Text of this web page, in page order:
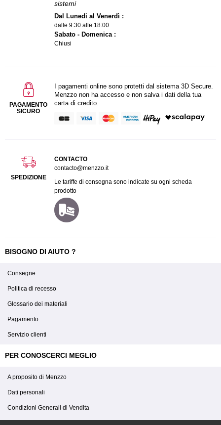
sistemi
Dal Lunedi al Venerdì :
dalle 9:30 alle 18:00
Sabato - Domenica :
Chiusi
PAGAMENTO
SICURO
I pagamenti online sono protetti dal sistema 3D Secure.
Menzzo non ha accesso e non salva i dati della tua
carta di credito.
SPEDIZIONE
CONTACTO
contacto@menzzo.it
Le tariffe di consegna sono indicate su ogni scheda
prodotto
BISOGNO DI AIUTO ?
Consegne
Politica di recesso
Glossario dei materiali
Pagamento
Servizio clienti
PER CONOSCERCI MEGLIO
A proposito di Menzzo
Dati personali
Condizioni Generali di Vendita